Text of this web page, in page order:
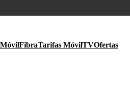
FibraTarifas MóvilTVOfertas